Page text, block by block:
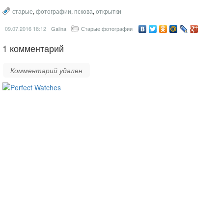
старые, фотографии, пскова, открытки
09.07.2016 18:12 Galina Старые фотографии
1 комментарий
Комментарий удален